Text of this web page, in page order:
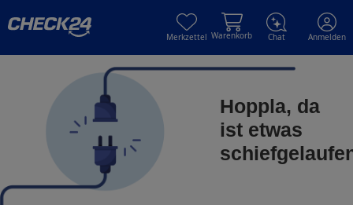
Merkzettel Warenkorb Chat Anmelden
Hoppla, da
ist etwas